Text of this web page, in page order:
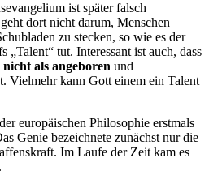
ist später falsch
dort nicht darum, Menschen
zu stecken, so wie es der
„Talent“ tut. Interessant ist auch, dass
als angeboren und
Vielmehr kann Gott einem ein Talent
europäischen Philosophie erstmals
Genie bezeichnete zunächst nur die
Im Laufe der Zeit kam es
.